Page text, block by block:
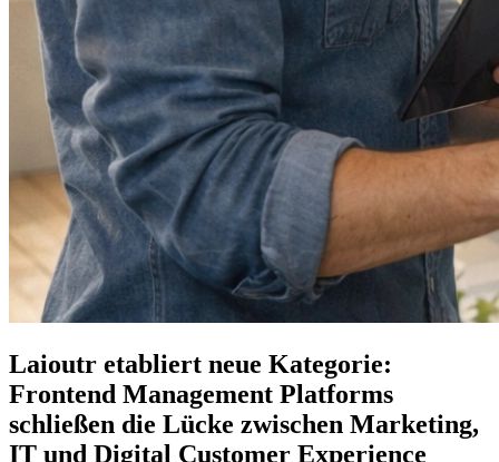
Laioutr etabliert neue Kategorie:
Frontend Management Platforms
schließen die Lücke zwischen Marketing,
IT und Digital Customer Experience